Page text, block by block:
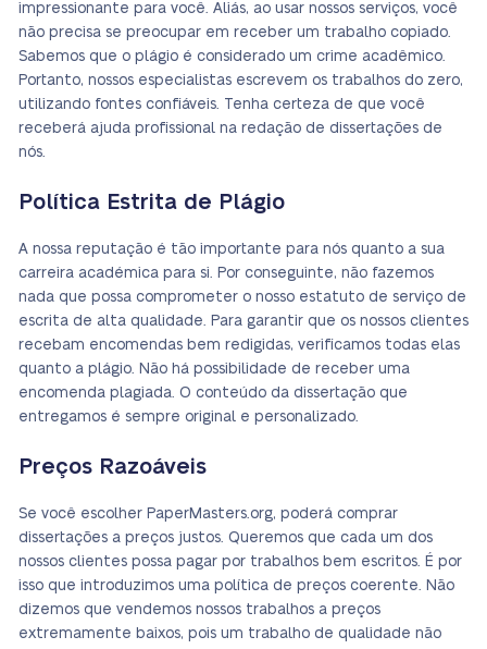
impressionante para você. Aliás, ao usar nossos serviços, você
não precisa se preocupar em receber um trabalho copiado.
Sabemos que o plágio é considerado um crime acadêmico.
Portanto, nossos especialistas escrevem os trabalhos do zero,
utilizando fontes confiáveis. Tenha certeza de que você
receberá ajuda profissional na redação de dissertações de
nós.
Política Estrita de Plágio
A nossa reputação é tão importante para nós quanto a sua
carreira académica para si. Por conseguinte, não fazemos
nada que possa comprometer o nosso estatuto de serviço de
escrita de alta qualidade. Para garantir que os nossos clientes
recebam encomendas bem redigidas, verificamos todas elas
quanto a plágio. Não há possibilidade de receber uma
encomenda plagiada. O conteúdo da dissertação que
entregamos é sempre original e personalizado.
Preços Razoáveis
Se você escolher PaperMasters.org, poderá comprar
dissertações a preços justos. Queremos que cada um dos
nossos clientes possa pagar por trabalhos bem escritos. É por
isso que introduzimos uma política de preços coerente. Não
dizemos que vendemos nossos trabalhos a preços
extremamente baixos, pois um trabalho de qualidade não